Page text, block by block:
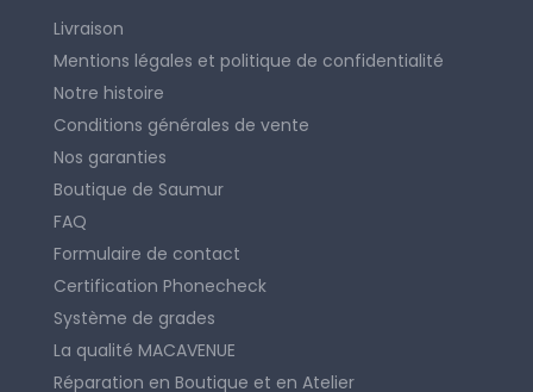
Livraison
Mentions légales et politique de confidentialité
Notre histoire
Conditions générales de vente
Nos garanties
Boutique de Saumur
FAQ
Formulaire de contact
Certification Phonecheck
Système de grades
La qualité MACAVENUE
Réparation en Boutique et en Atelier